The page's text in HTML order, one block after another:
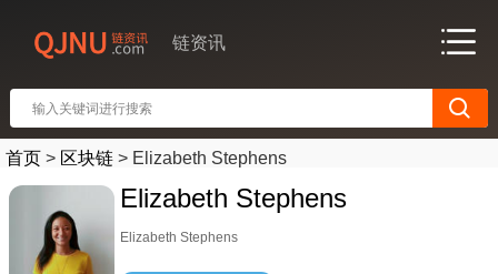
链资讯
首页 > 区块链 > Elizabeth Stephens
Elizabeth Stephens
Elizabeth Stephens